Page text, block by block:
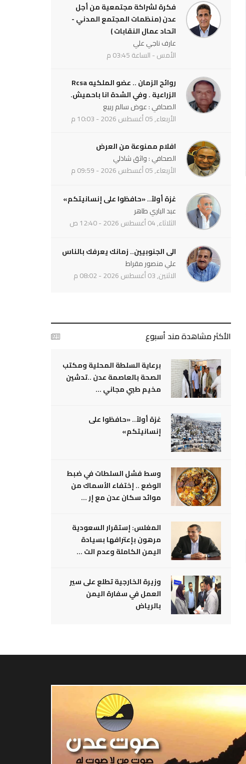
فكرة لشراكة مجتمعية من أجل
عدن (منظمات المجتمع المدني -
اتحاد عمال النقابات )
عارف ناجي علي
الأمس - الساعة 03:45 م
روائح الزمان .. عضو الملكيه Rcsa
الزراعية . وفي الشدة انا باحميش.
الصحافي : عوض سالم ربيع
الأربعاء, 05 أغسطس 2026 - 10:03 م
افلام ممنوعة من العرض
الصحافي : واثق شاذلي
الأربعاء, 05 أغسطس 2026 - 09:59 م
غزة أولاً.. «حافظوا على إنسانيتكم»
عبد الباري طاهر
الثلاثاء, 04 أغسطس 2026 - 12:40 ص
الى الجنوبيين.. زمانك يعرفك بالناس
علي منصور مقراط
الاثنين, 03 أغسطس 2026 - 08:02 م
الأكثر مشاهدة مند أسبوع
برعاية السلطة المحلية ومكتب
الصحة بالعاصمة عدن ..تدشين
مخيم طبي مجاني ...
غزة أولاً.. «حافظوا على
إنسانيتكم»
وسط فشل السلطات في ضبط
الوضع .. إختفاء الأسماك من
موائد سكان عدن مع إر ...
المغلس: إستقرار السعودية
مرهون بإعترافها بسيادة
اليمن الكاملة وعدم الت ...
وزيرة الخارجية تطلع على سير
العمل في سفارة اليمن
بالرياض